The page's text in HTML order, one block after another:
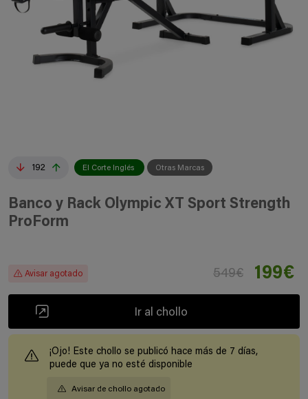
192 El Corte Inglés Otras Marcas
Banco y Rack Olympic XT Sport Strength
ProForm
Avisar agotado 549€ 199€
Ir al chollo
¡Ojo! Este chollo se publicó hace más de 7 días,
puede que ya no esté disponible
Avisar de chollo agotado